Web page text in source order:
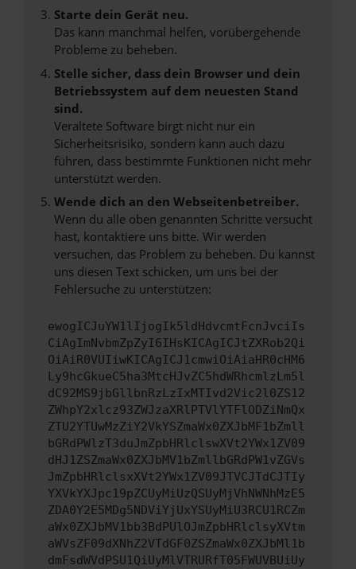
Starte dein Gerät neu.
Das kann manchmal helfen, vorübergehende
Probleme zu beheben.
Stelle sicher, dass dein Browser und dein
Betriebssystem auf dem neuesten Stand
sind.
Veraltete Software birgt nicht nur ein
Sicherheitsrisiko, sondern kann auch dazu
führen, dass bestimmte Funktionen nicht mehr
unterstützt werden.
Wende dich an den Webseitenbetreiber.
Wenn du alle oben genannten Schritte versucht
hast, kontaktiere uns bitte. Wir werden
versuchen, das Problem zu beheben. Du kannst
uns diesen Text schicken, um uns bei der
Fehlersuche zu unterstützen:
ewogICJuYW1lIjogIk5ldHdvcmtFcnJvciIs
CiAgImNvbmZpZyI6IHsKICAgICJtZXRob2Qi
OiAiR0VUIiwKICAgICJ1cmwiOiAiaHR0cHM6
Ly9hcGkueC5ha3MtcHJvZC5hdWRhcmlzLm5l
dC92MS9jbGllbnRzLzIxMTIvd2Vic2l0ZS12
ZWhpY2xlcz93ZWJzaXRlPTVlYTFlODZiNmQx
ZTU2YTUwMzZiY2VkYSZmaWx0ZXJbMF1bZmll
bGRdPWlzT3duJmZpbHRlclswXVt2YWx1ZV09
dHJ1ZSZmaWx0ZXJbMV1bZmllbGRdPW1vZGVs
JmZpbHRlclsxXVt2YWx1ZV09JTVCJTdCJTIy
YXVkYXJpc19pZCUyMiUzQSUyMjVhNWNhMzE5
ZDA0Y2E5MDg5NDViYjUxYSUyMiU3RCU1RCZm
aWx0ZXJbMV1bb3BdPUlOJmZpbHRlclsyXVtm
aWVsZF09dXNhZ2VTdGF0ZSZmaWx0ZXJbMl1b
dmFsdWVdPSU1QiUyMlVTRURfT05FWUVBUiUy